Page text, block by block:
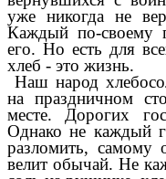
уже никогда не
Каждый по-своему
его. Но есть для
хлеб - это жизнь.
Наш народ
на праздничном
месте. Дорогих
Однако не каждый
разломить, самому
велит обычай. Не